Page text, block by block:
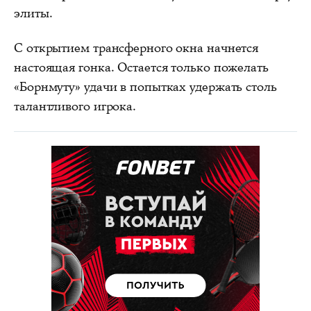
элиты.
С открытием трансферного окна начнется
настоящая гонка. Остается только пожелать
«Борнмуту» удачи в попытках удержать столь
талантливого игрока.